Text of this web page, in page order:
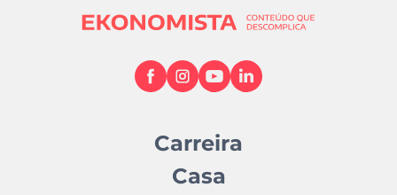
Carreira
Casa